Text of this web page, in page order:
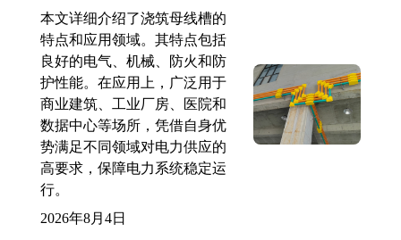
本文详细介绍了浇筑母线槽的
特点和应用领域。其特点包括
良好的电气、机械、防火和防
护性能。在应用上，广泛用于
商业建筑、工业厂房、医院和
数据中心等场所，凭借自身优
势满足不同领域对电力供应的
高要求，保障电力系统稳定运
行。
2026年8月4日